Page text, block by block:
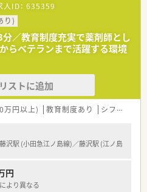
土日休み・19時までの勤務）どちらか
療モール・クリニック併設店舗」「敷
店舗」など様々な店舗を運営してい
業界最多の51店舗設置しています
業」「健康経営優良法人2023（大規模
し一人ひとりが働きやすい環境が整備
ID： 635359
り)
分／教育制度充実で薬剤師とし
らベテランまで活躍する環境
ストに追加
万円以上) 教育制度あり シフト制
沢駅 (小田急江ノ島線)／藤沢駅 (江ノ島
円
より異なる